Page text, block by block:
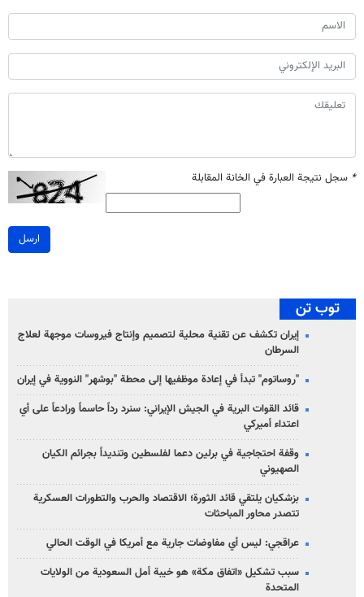
* سجل نتيجة العبارة في الخانة المقابلة
ارسل
توب تن
إيران تكشف عن تقنية محلية لتصميم وإنتاج فيروسات موجهة لعلاج
السرطان
"روساتوم" تبدأ في إعادة موظفيها إلى محطة "بوشهر" النووية في إيران
قائد القوات البرية في الجيش الإيراني: سنرد رداً حاسماً ورادعاً على أي
اعتداء أميركي
وقفة احتجاجية في برلين دعما لفلسطين وتنديداً بجرائم الكيان
الصهیوني
بزشكيان يلتقي قائد الثورة؛ الاقتصاد والحرب والتطورات العسكرية
تتصدر محاور المباحثات
عراقجي: ليس أي مفاوضات جارية مع أمريكا في الوقت الحالي
سبب تشكيل «اتفاق مكة» هو خيبة أمل السعودية من الولايات
المتحدة